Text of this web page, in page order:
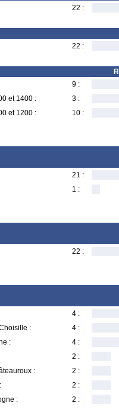
22 :
22 :
9 :
et 1400 :
3 :
et 1200 :
10 :
21 :
1 :
22 :
4 :
:
4 :
:
4 :
2 :
:
2 :
2 :
:
2 :